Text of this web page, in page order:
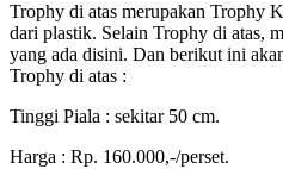
Trophy di atas merupakan Trophy
dari plastik. Selain Trophy di atas,
yang ada disini. Dan berikut ini
Trophy di atas :
Tinggi Piala : sekitar 50 cm.
Harga : Rp. 160.000,-/perset.